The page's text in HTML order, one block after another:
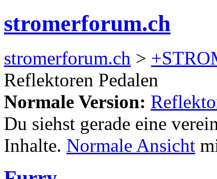
stromerforum.ch
stromerforum.ch >
Reflektoren Pedalen
Normale Version:
Du siehst gerade eine
Inhalte. Normale Ansicht